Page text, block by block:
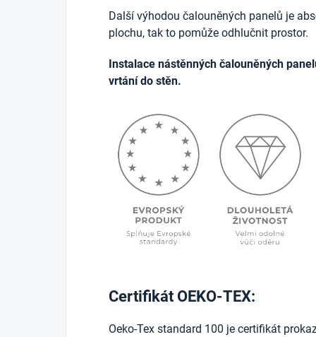
Další výhodou čalouněných panelů je
plochu, tak to pomůže odhlučnit prostor.
Instalace nástěnných čalouněných
vrtání do stěn.
Certifikát OEKO-TEX:
Oeko-Tex standard 100 je certifikát